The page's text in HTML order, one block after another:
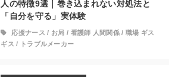
人の特徴9選｜巻き込まれない対処法と
「自分を守る」実体験
応援ナース / お局 / 看護師 人間関係 /職場 ギス
ギス / トラブルメーカー